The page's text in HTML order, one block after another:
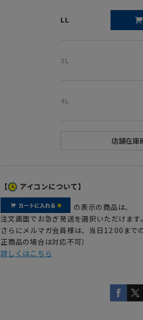
LL
3L
4L
【 アイコンについて】
の表示の商品は、
注文画面でお急ぎ発送を選択いただけます。
さらにメルマガ会員様は、当日12:00まで
正商品の場合は対応不可）
詳しくはこちら